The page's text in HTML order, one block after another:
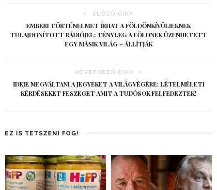
ELŐZŐ CIKK
EMBERI TÖRTÉNELMET ÍRHAT A FÖLDÖNKÍVÜLIEKNEK
TULAJDONÍTOTT RÁDIÓJEL: TÉNYLEG A FÖLDNEK ÜZENHETETT
EGY MÁSIK VILÁG – ÁLLÍTJÁK
KÖVETKEZŐ CIKK
IDEJE MEGVÁLTANI A JEGYEKET A VILÁGVÉGÉRE: LÉTELMÉLETI
KÉRDÉSEKET FESZEGET AMIT A TUDÓSOK FELFEDEZTEK!
EZ IS TETSZENI FOG!